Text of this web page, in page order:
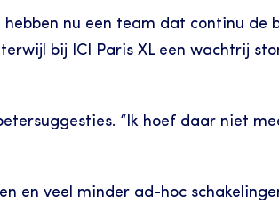
nu een team dat continu de
bij ICI Paris XL een wachtrij
“Ik hoef daar niet
en veel minder ad-hoc